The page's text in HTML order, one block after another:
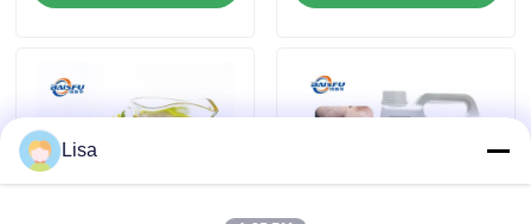
Ειδήσεις
Lisa